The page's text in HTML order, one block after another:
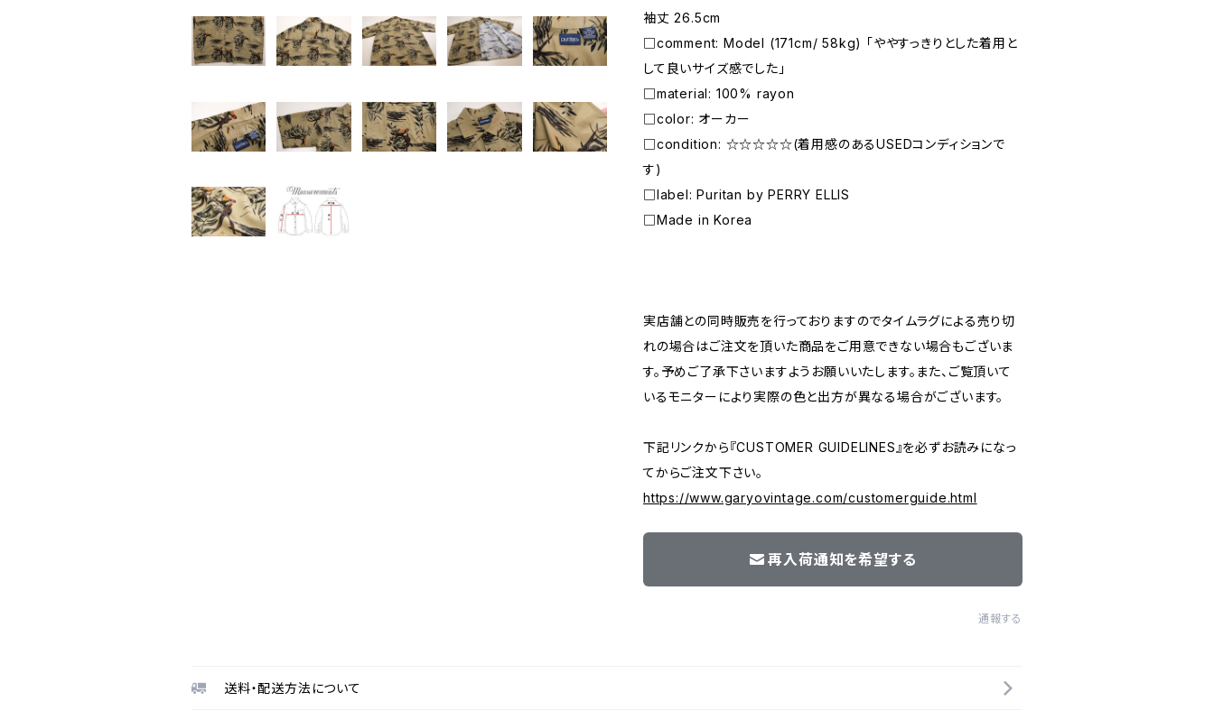
袖丈 26.5cm
□comment: Model (171cm/ 58kg) 「ややすっきりとした着用と
して良いサイズ感でした」
□material: 100% rayon
□color: オーカー
□condition: ☆☆☆☆☆(着用感のあるUSEDコンディションで
す)
□label: Puritan by PERRY ELLIS
□Made in Korea
実店舗との同時販売を行っておりますのでタイムラグによる売り切
れの場合はご注文を頂いた商品をご用意できない場合もございま
す。予めご了承下さいますようお願いいたします。また、ご覧頂いて
いるモニターにより実際の色と出方が異なる場合がございます。
下記リンクから『CUSTOMER GUIDELINES』を必ずお読みになっ
てからご注文下さい。
https://www.garyovintage.com/customerguide.html
再入荷通知を希望する
通報する
送料・配送方法について